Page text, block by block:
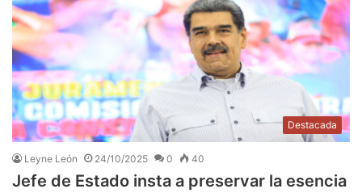
Destacada
Leyne León 24/10/2025 0 40
Jefe de Estado insta a preservar la esencia